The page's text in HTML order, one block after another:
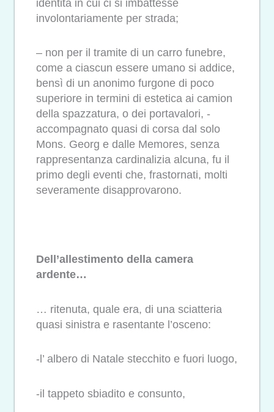
identità in cui ci si imbattesse
involontariamente per strada;
– non per il tramite di un carro funebre,
come a ciascun essere umano si addice,
bensì di un anonimo furgone di poco
superiore in termini di estetica ai camion
della spazzatura, o dei portavalori, -
accompagnato quasi di corsa dal solo
Mons. Georg e dalle Memores, senza
rappresentanza cardinalizia alcuna, fu il
primo degli eventi che, frastornati, molti
severamente disapprovarono.
Dell’allestimento della camera
ardente…
… ritenuta, quale era, di una sciatteria
quasi sinistra e rasentante l’osceno:
-l’ albero di Natale stecchito e fuori luogo,
-il tappeto sbiadito e consunto,